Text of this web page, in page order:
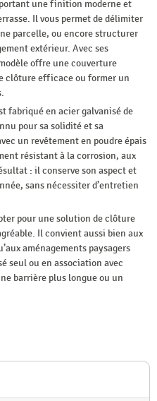
une finition moderne et
Il vous permet de délimiter
parcelle, ou encore structurer
extérieur. Avec ses
offre une couverture
clôture efficace ou former un
fabriqué en acier galvanisé de
pour sa solidité et sa
un revêtement en poudre épais
résistant à la corrosion, aux
: il conserve son aspect et
sans nécessiter d’entretien
pour une solution de clôture
Il convient aussi bien aux
aménagements paysagers
seul ou en association avec
barrière plus longue ou un